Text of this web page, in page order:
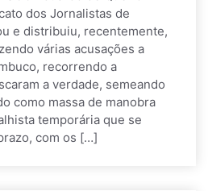
dos Jornalistas de
e distribuiu, recentemente,
várias acusações a
recorrendo a
a verdade, semeando
como massa de manobra
temporária que se
com os […]